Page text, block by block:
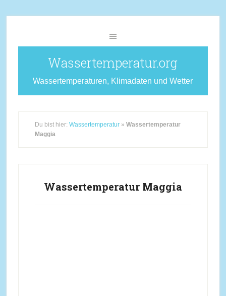
Wassertemperatur.org
Wassertemperaturen, Klimadaten und Wetter
Du bist hier: Wassertemperatur» Wassertemperatur
Maggia
Wassertemperatur Maggia